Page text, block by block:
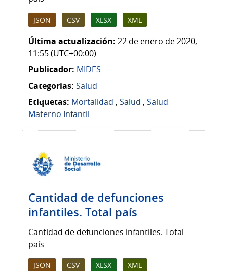
JSON CSV XLSX XML
Última actualización: 22 de enero de 2020,
11:55 (UTC+00:00)
Publicador: MIDES
Categorias: Salud
Etiquetas: Mortalidad , Salud , Salud
Materno Infantil
Cantidad de defunciones
infantiles. Total país
Cantidad de defunciones infantiles. Total
país
JSON CSV XLSX XML